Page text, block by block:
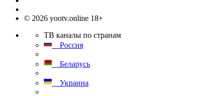
© 2026 yootv.online 18+
ТВ каналы по странам
Россия
Беларусь
Украина